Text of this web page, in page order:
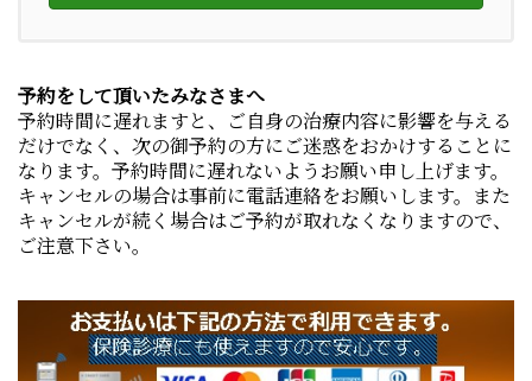
予約をして頂いたみなさまへ
予約時間に遅れますと、ご自身の治療内容に影響を与える
だけでなく、次の御予約の方にご迷惑をおかけすることに
なります。予約時間に遅れないようお願い申し上げます。
キャンセルの場合は事前に電話連絡をお願いします。また
キャンセルが続く場合はご予約が取れなくなりますので、
ご注意下さい。